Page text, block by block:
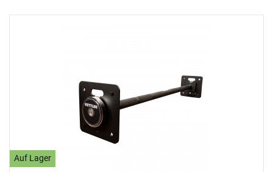
Auf Lager